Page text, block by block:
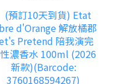
3760168594281)